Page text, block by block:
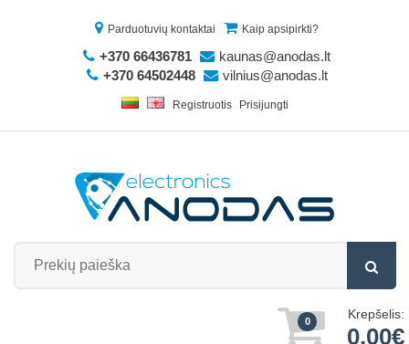
Parduotuvių kontaktai Kaip apsipirkti?
+370 66436781
kaunas@anodas.lt
+370 64502448
vilnius@anodas.lt
Registruotis Prisijungti
0 Krepšelis:
0.00€